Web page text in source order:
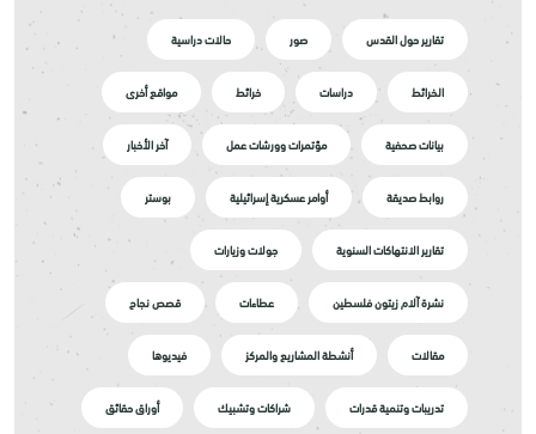
تقارير حول القدس صور حالات دراسية
الخرائط دراسات خرائط مواقع أخرى
بيانات صحفية مؤتمرات وورشات عمل آخر الأخبار
روابط صديقة أوامر عسكرية إسرائيلية بوستر
تقارير الانتهاكات السنوية جولات وزيارات
نشرة آلام زيتون فلسطين عطاءات قصص نجاح
مقالات أنشطة المشاريع والمركز فيديوها
تدريبات وتنمية قدرات شراكات وتشبيك أوراق حقائق